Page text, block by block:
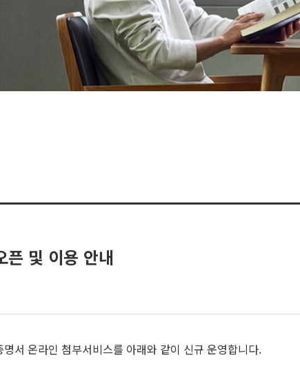
픈 및 이용 안내
서 온라인 첨부서비스를 아래와 같이 신규 운영합니다.